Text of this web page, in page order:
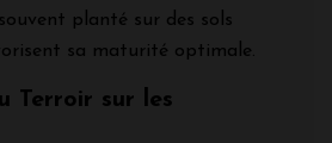
planté sur des sols
sa maturité optimale.
Terroir sur les